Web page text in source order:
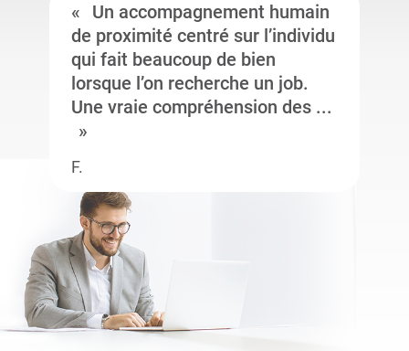
Un accompagnement humain
de proximité centré sur l’individu
qui fait beaucoup de bien
lorsque l’on recherche un job.
Une vraie compréhension des ...
F.